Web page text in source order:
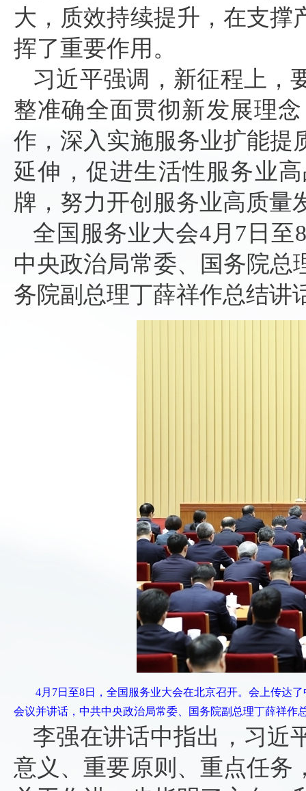
大，质效持续提升，在支撑
挥了重要作用。
习近平强调，新征程上，
整准确全面贯彻新发展理
作，深入实施服务业扩能提
延伸，促进生活性服务业
牌，努力开创服务业高质量
全国服务业大会4月7日
中央政治局常委、国务院总
务院副总理丁薛祥作总结讲
4月7日至8日，全国服务业大会在北京召开。会上传达
会议并讲话，中共中央政治局常委、国务院副总理丁薛祥作
李强在讲话中指出，习近
意义、重要原则、重点任务